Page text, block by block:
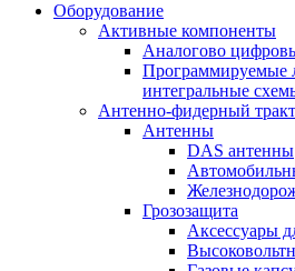
Оборудование
Активные компоненты
Аналогово
Программируемые
интегральные
Антенно-фидерный тракт
Антенны
DAS антенны
Грозозащита
Аксессуары